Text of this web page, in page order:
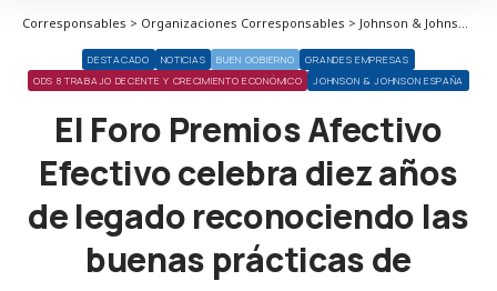
Corresponsables > Organizaciones Corresponsables > Johnson & Johnson España > El Foro Premios Afectivo Efectivo celebra diez años de legado reconociendo las buenas prácticas de proyectos e iniciativas sanitarias
DESTACADO NOTICIAS BUEN GOBIERNO
GRANDES EMPRESAS
ODS 8 TRABAJO DECENTE Y CRECIMIENTO ECONÓMICO
JOHNSON & JOHNSON ESPAÑA
El Foro Premios Afectivo
Efectivo celebra diez años
de legado reconociendo las
buenas prácticas de